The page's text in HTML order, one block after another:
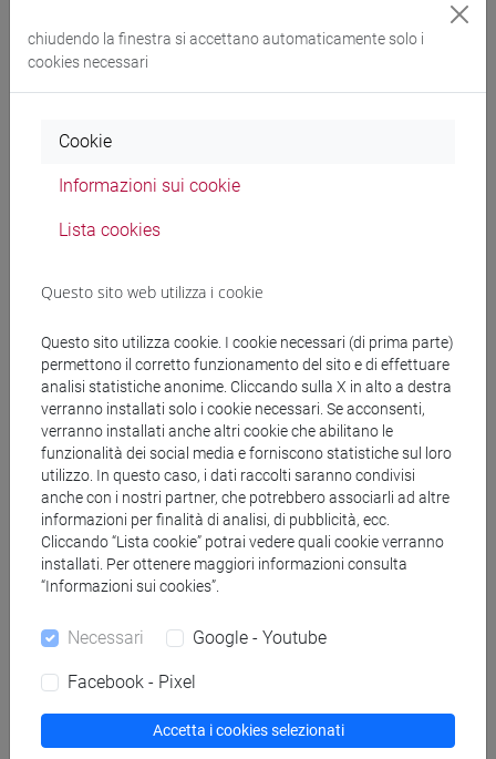
[LTR40] LINGUE, CULTURE E SOCIETÀ
DELL'ASIA E DELL'AFRICA MEDITERRANEA -
Laurea
Insegnamenti mutuati
Struttura generale dell'insegnamento
LINGUA GIAPPONESE 3 MOD.2
ESERCITAZIONI DI LINGUA GIAPPONESE 3
MOD. 2A
ESERCITAZIONI DI LINGUA
GIAPPONESE 3 MOD. 2A Cognomi A-E
GIAPPONESE 3 MOD. 2A Cognomi F-O
ESERCITAZIONI DI LINGUA
GIAPPONESE 3 MOD. 2A Cognomi P-Z
ESERCITAZIONI DI LINGUA GIAPPONESE 3
MOD. 2B
chiudendo la finestra si accettano automaticamente solo i
cookies necessari
Cookie
Informazioni sui cookie
Lista cookies
Questo sito web utilizza i cookie
Questo sito utilizza cookie. I cookie necessari (di prima parte)
permettono il corretto funzionamento del sito e di effettuare
analisi statistiche anonime. Cliccando sulla X in alto a destra
verranno installati solo i cookie necessari. Se acconsenti,
verranno installati anche altri cookie che abilitano le
funzionalità dei social media e forniscono statistiche sul loro
utilizzo. In questo caso, i dati raccolti saranno condivisi
anche con i nostri partner, che potrebbero associarli ad altre
informazioni per finalità di analisi, di pubblicità, ecc.
Cliccando “Lista cookie” potrai vedere quali cookie verranno
installati. Per ottenere maggiori informazioni consulta
“Informazioni sui cookies”.
Necessari Google - Youtube
Facebook - Pixel
Accetta i cookies selezionati